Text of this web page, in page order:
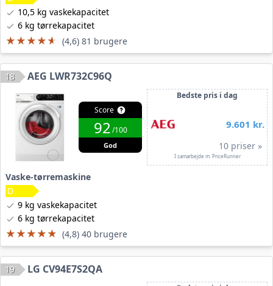
10,5 kg vaskekapacitet
6 kg tørrekapacitet
★★★★★
★★★★★ (4,6) 81 brugere
18 AEG LWR732C96Q
Score
92/100
God
Bedste pris i dag
9.601 kr.
10 priser »
I samarbejde m. PriceRunner
Vaske-tørremaskine
9 kg vaskekapacitet
6 kg tørrekapacitet
★★★★★
★★★★★ (4,8) 40 brugere
19 LG CV94E7S2QA